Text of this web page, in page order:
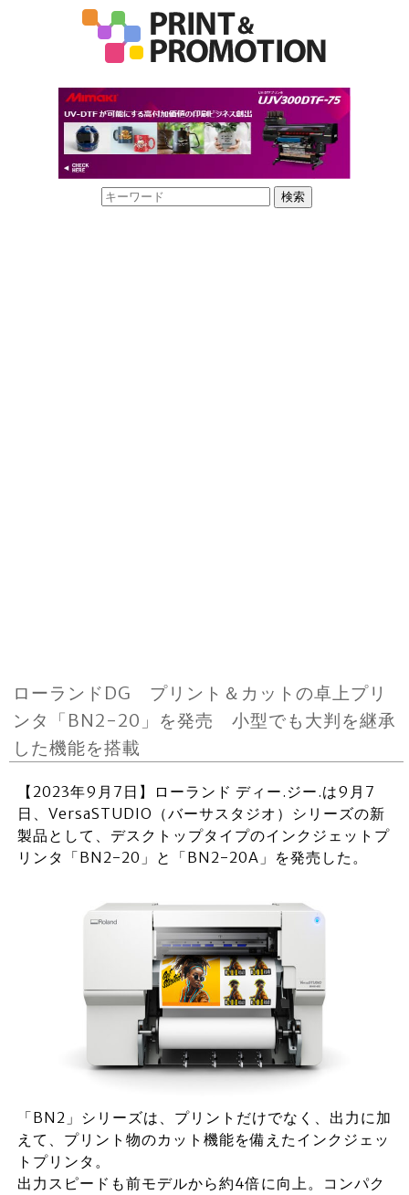
ローランドDG プリント＆カットの卓上プリ
ンタ「BN2-20」を発売 小型でも大判を継承
した機能を搭載
【2023年9月7日】ローランド ディー.ジー.は9月7
日、VersaSTUDIO（バーサスタジオ）シリーズの新
製品として、デスクトップタイプのインクジェットプ
リンタ「BN2-20」と「BN2-20A」を発売した。
「BN2」シリーズは、プリントだけでなく、出力に加
えて、プリント物のカット機能を備えたインクジェッ
トプリンタ。
出力スピードも前モデルから約4倍に向上。コンパク